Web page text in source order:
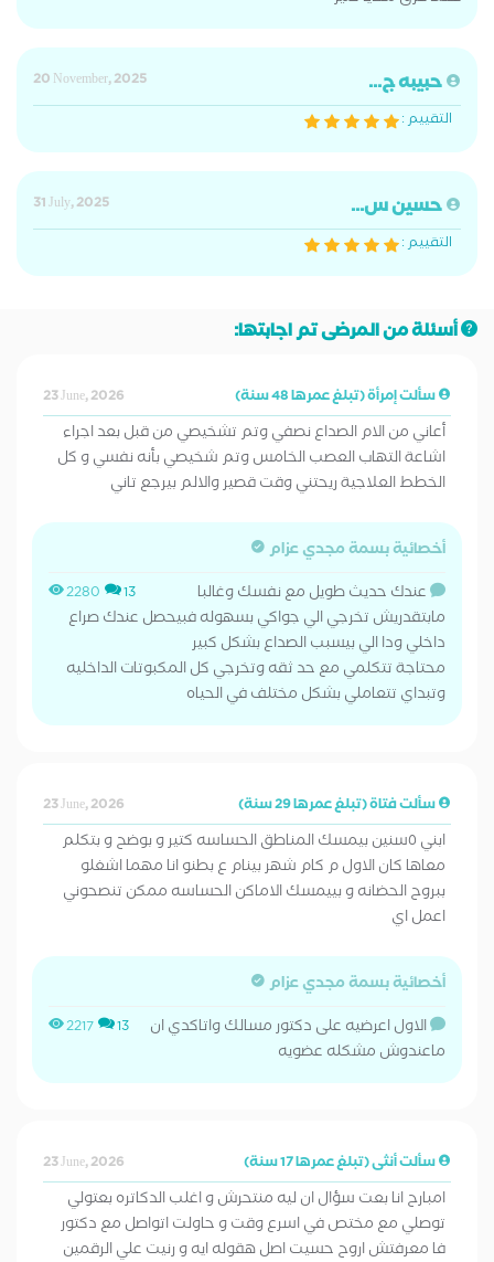
حبيبه ج...
20 November, 2025
التقييم :
حسين س...
31 July, 2025
التقييم :
أسئلة من المرضى تم اجابتها:
سألت إمرأة (تبلغ عمرها 48 سنة) 23 June, 2026
أعاني من الام الصداع نصفي وتم تشخيصي من قبل بعد اجراء
اشاعة التهاب العصب الخامس وتم شخيصي بأنه نفسي و كل
الخطط العلاجية ريحتني وقت قصير والالم بيرجع تاني
أخصائية بسمة مجدي عزام
2280 13
عندك حديث طويل مع نفسك وغالبا
مابتقدريش تخرجي الي جواكي بسهوله فبيحصل عندك صراع
داخلي ودا الي بيسبب الصداع بشكل كبير
محتاجة تتكلمي مع حد ثقه وتخرجي كل المكبوتات الداخليه
وتبداي تتعاملي بشكل مختلف في الحياه
سألت فتاة (تبلغ عمرها 29 سنة) 23 June, 2026
ابني ٥سنين بيمسك المناطق الحساسه كتير و بوضح و بتكلم
معاها كان الاول م كام شهر بينام ع بطنو انا مهما اشغلو
ببروح الحضانه و بييمسك الاماكن الحساسه ممكن تنصحوني
اعمل اي
أخصائية بسمة مجدي عزام
2217 13
الاول اعرضيه على دكتور مسالك واتاكدي ان
ماعندوش مشكله عضويه
سألت أنثى (تبلغ عمرها 17 سنة) 23 June, 2026
امبارح انا بعت سؤال ان ليه منتحرش و اغلب الدكاتره بعتولي
توصلي مع مختص في اسرع وقت و حاولت اتواصل مع دكتور
فا معرفتش اروح حسيت اصل هقوله ايه و رنيت علي الرقمين